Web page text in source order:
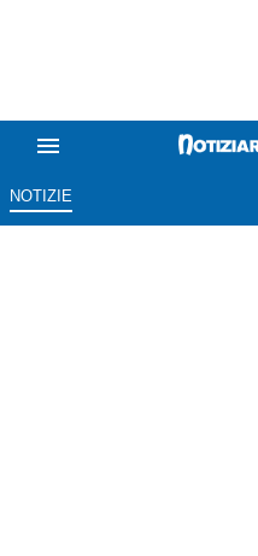
NOTIZIE